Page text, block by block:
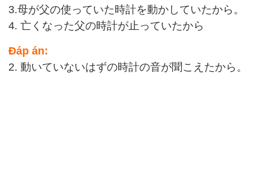
3.母が父の使っていた時計を動かしていたから。
4. 亡くなった父の時計が止っていたから
Đáp án:
2. 動いていないはずの時計の音が聞こえたから。